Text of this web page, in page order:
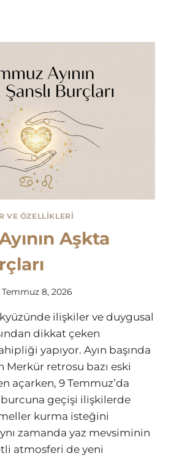
VE ÖZELLIKLERI
Aşkta
Temmuz 8, 2026
ilişkiler ve duygusal
dikkat çeken
yapıyor. Ayın başında
retrosu bazı eski
açarken, 9 Temmuz’da
burcuna geçişi ilişkilerde
kurma isteğini
zamanda yaz mevsiminin
atmosferi de yeni